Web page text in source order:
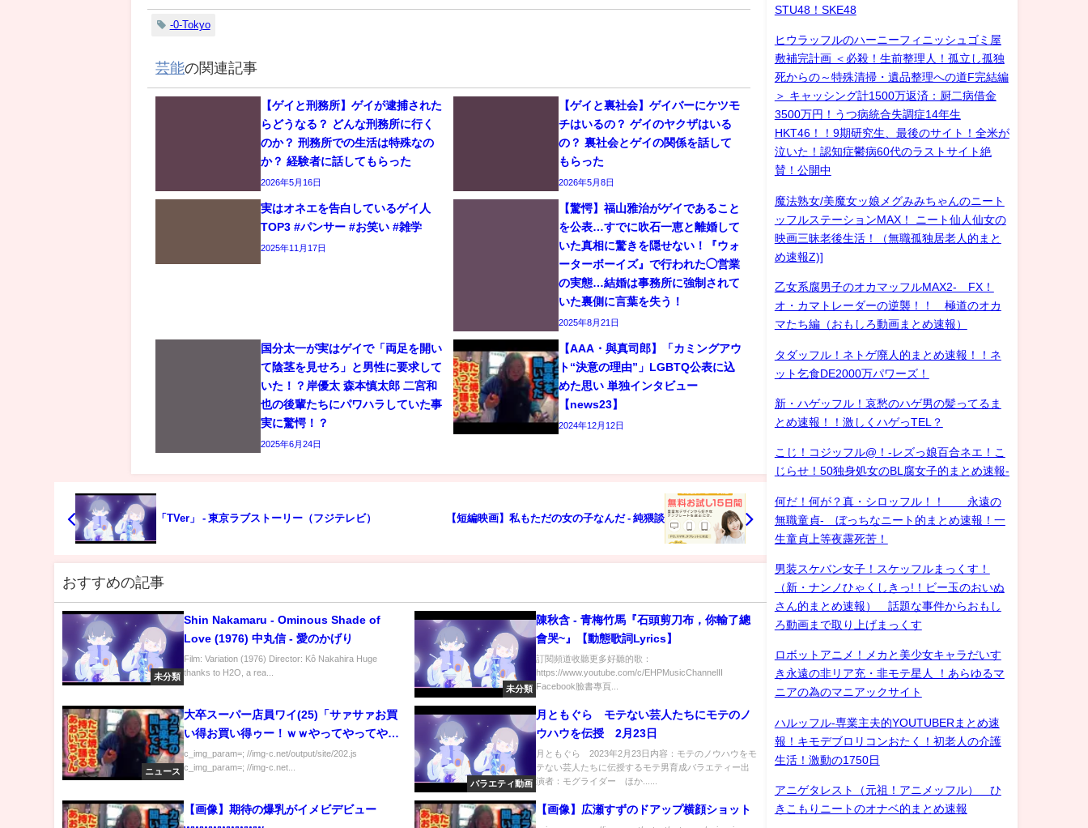
-0-Tokyo
芸能の関連記事
【ゲイと刑務所】ゲイが逮捕された
らどうなる？ どんな刑務所に行く
のか？ 刑務所での生活は特殊なの
か？ 経験者に話してもらった
2026年5月16日
【ゲイと裏社会】ゲイバーにケツモ
チはいるの？ ゲイのヤクザはいる
の？ 裏社会とゲイの関係を話して
もらった
2026年5月8日
実はオネエを告白しているゲイ人
TOP3 #パンサー #お笑い #雑学
2025年11月17日
【驚愕】福山雅治がゲイであること
を公表…すでに吹石一恵と離婚して
いた真相に驚きを隠せない！『ウォ
ーターボーイズ』で行われた◯営業
の実態…結婚は事務所に強制されて
いた裏側に言葉を失う！
2025年8月21日
国分太一が実はゲイで「両足を開い
て陰茎を見せろ」と男性に要求して
いた！？岸優太 森本慎太郎 二宮和
也の後輩たちにパワハラしていた事
実に驚愕！？
2025年6月24日
【AAA・與真司郎】「カミングアウ
ト“決意の理由”」LGBTQ公表に込
めた思い 単独インタビュー
【news23】
2024年12月12日
「TVer」 - 東京ラブストーリー（フジテレビ） 【短編映画】私もただの女の子なんだ - 純猥談
おすすめの記事
未分類
Shin Nakamaru - Ominous Shade of
Love (1976) 中丸信 - 愛のかげり
Film: Variation (1976) Director: Kô Nakahira Huge
thanks to H2O, a rea...
未分類
陳秋含 - 青梅竹馬『石頭剪刀布，你輸了總
會哭~』【動態歌詞Lyrics】
訂閱頻道收聽更多好聽的歌：
https://www.youtube.com/c/EHPMusicChannelII
Facebook臉書專頁...
ニュース
大卒スーパー店員ワイ(25)「サァサァお買
い得お買い得ゥー！ｗｗやってやってやっ
てェ！ｗｗｗ」
c_img_param=; //img-c.net/output/site/202.js
c_img_param=; //img-c.net...
バラエティ動画
月ともぐら モテない芸人たちにモテのノ
ウハウを伝授 2月23日
月ともぐら 2023年2月23日内容：モテのノウハウをモ
テない芸人たちに伝授するモテ男育成バラエティー出
演者：モグライダー ほか......
【画像】期待の爆乳がイメビデビュー
【画像】広瀬すずのドアップ横顔ショット
STU48！SKE48
ヒウラッフルのハーニーフィニッシュゴミ屋
敷補完計画 ＜必殺！生前整理人！孤立し孤独
死からの～特殊清掃・遺品整理への道F完結編
＞ キャッシング計1500万返済：厨二病借金
3500万円！うつ病統合失調症14年生
HKT46！！9期研究生、最後のサイト！全米が
泣いた！認知症鬱病60代のラストサイト絶
賛！公開中
魔法熟女/美魔女ッ娘メグみみちゃんのニート
ッフルステーションMAX！ ニート仙人仙女の
映画三昧老後生活！（無職孤独居老人的まと
め速報Z)]
乙女系腐男子のオカマッフルMAX2- FX！
オ・カマトレーダーの逆襲！！ 極道のオカ
マたち編（おもしろ動画まとめ速報）
タダッフル！ネトゲ廃人的まとめ速報！！ネ
ット乞食DE2000万パワーズ！
新・ハゲッフル！哀愁のハゲ男の髪ってるま
とめ速報！！激しくハゲっTEL？
こじ！コジッフル@！-レズっ娘百合ネエ！こ
じらせ！50独身処女のBL腐女子的まとめ速報-
何だ！何が？真・シロッフル！！ 永遠の
無職童貞- ぼっちなニート的まとめ速報！一
生童貞上等夜露死苦！
男装スケバン女子！スケッフルまっくす！
（新・ナンノひゃくしきっ!！ビー玉のおいぬ
さん的まとめ速報） 話題な事件からおもし
ろ動画まで取り上げまっくす
ロボットアニメ！メカと美少女キャラだいす
き永遠の非リア充・非モテ星人 ！あらゆるマ
ニアの為のマニアックサイト
ハルッフル-専業主夫的YOUTUBERまとめ速
報！キモデブロリコンおたく！初老人の介護
生活！激動の1750日
アニゲタレスト（元祖！アニメッフル） ひ
きこもりニートのオナベ的まとめ速報